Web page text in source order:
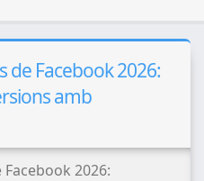
de Facebook 2026:
amb
2026: